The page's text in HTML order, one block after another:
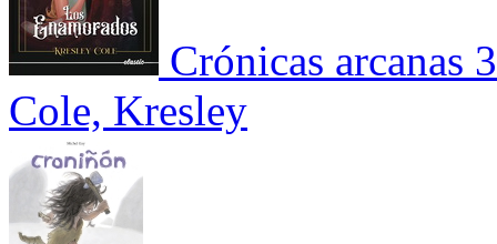
Crónicas arcanas
Cole, Kresley